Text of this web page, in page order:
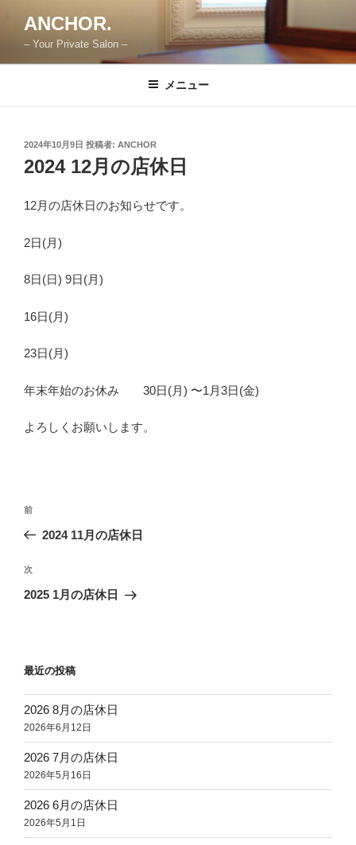
ン
ANCHOR.
– Your Private Salon –
メニュー
投
稿
日:
2024年10月9日 投稿者: ANCHOR
2024 12月の店休日
12月の店休日のお知らせです。
2日(月)
8日(日) 9日(月)
16日(月)
23日(月)
年末年始のお休み 30日(月) 〜1月3日(金)
よろしくお願いします。
投
ビ
ゲ
ン
前
の
稿
前
2024 11月の店休日
次
の
次
2025 1月の店休日
最近の投稿
2026 8月の店休日
2026年6月12日
2026 7月の店休日
2026年5月16日
2026 6月の店休日
2026年5月1日